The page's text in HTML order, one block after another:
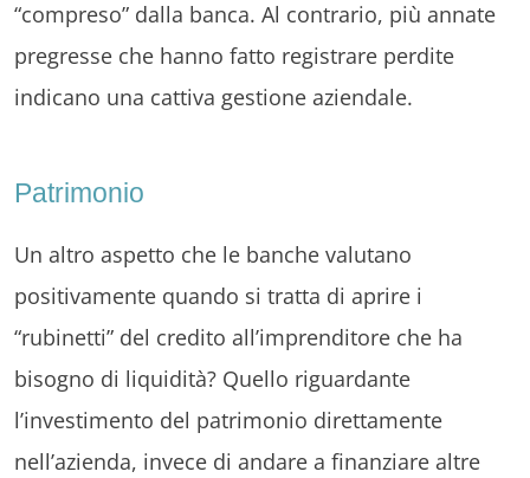
“compreso” dalla banca. Al contrario, più annate
pregresse che hanno fatto registrare perdite
indicano una cattiva gestione aziendale.
Patrimonio
Un altro aspetto che le banche valutano
positivamente quando si tratta di aprire i
“rubinetti” del credito all’imprenditore che ha
bisogno di liquidità? Quello riguardante
l’investimento del patrimonio direttamente
nell’azienda, invece di andare a finanziare altre